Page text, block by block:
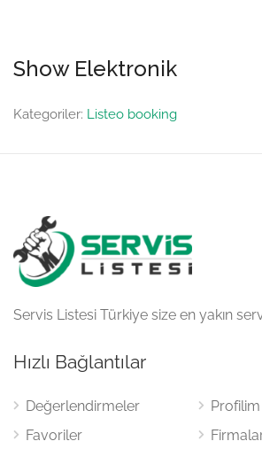
Show Elektronik
Kategoriler: Listeo booking
Servis Listesi Türkiye size en yakın
Hızlı Bağlantılar
Değerlendirmeler
Favoriler
Profilim